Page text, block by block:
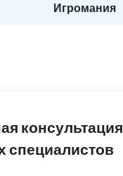
Игромания
консультация
специалистов